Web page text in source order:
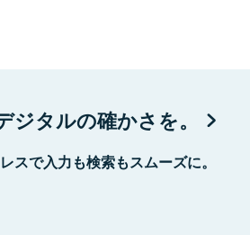
ジタルの確かさを。
スで入力も検索もスムーズに。